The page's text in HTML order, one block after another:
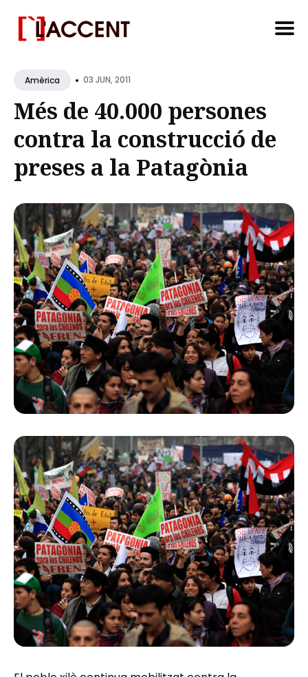
forAmèrica • 03 JUN, 2011
Més de 40.000 persones
contra la construcció de
preses a la Patagònia